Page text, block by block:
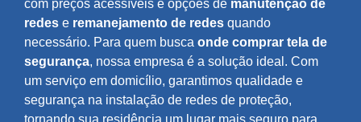
com preços acessíveis e opções de manutenção de
redes e remanejamento de redes quando
necessário. Para quem busca onde comprar tela de
segurança, nossa empresa é a solução ideal. Com
um serviço em domicílio, garantimos qualidade e
segurança na instalação de redes de proteção,